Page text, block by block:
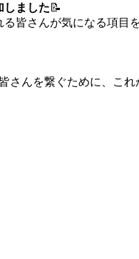
しました 📝
皆さんが気になる項目
さんを繋ぐために、こ